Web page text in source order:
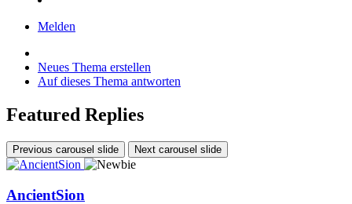
Melden
Neues Thema erstellen
Auf dieses Thema antworten
Featured Replies
Previous carousel slide Next carousel slide
AncientSion